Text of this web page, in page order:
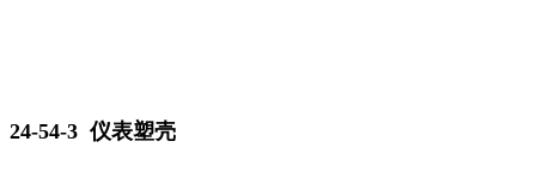
24-54-3 仪表塑壳